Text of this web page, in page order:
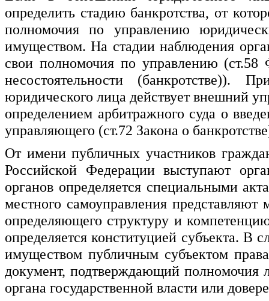
определить стадию банкротства, от
полномочия по управлению
имуществом. На стадии наблюдения
свои полномочия по управлению
несостоятельности
юридического лица действует внешний
определением арбитражного суда о
управляющего (ст.72 Закона о
От имени публичных участников
Российской Федерации выступают
органов определяется специальными
местного самоуправления
определяющего структуру и
определяется конституцией субъекта. В
имуществом публичным субъектом
документ, подтверждающий полномочия
органа государственной власти или